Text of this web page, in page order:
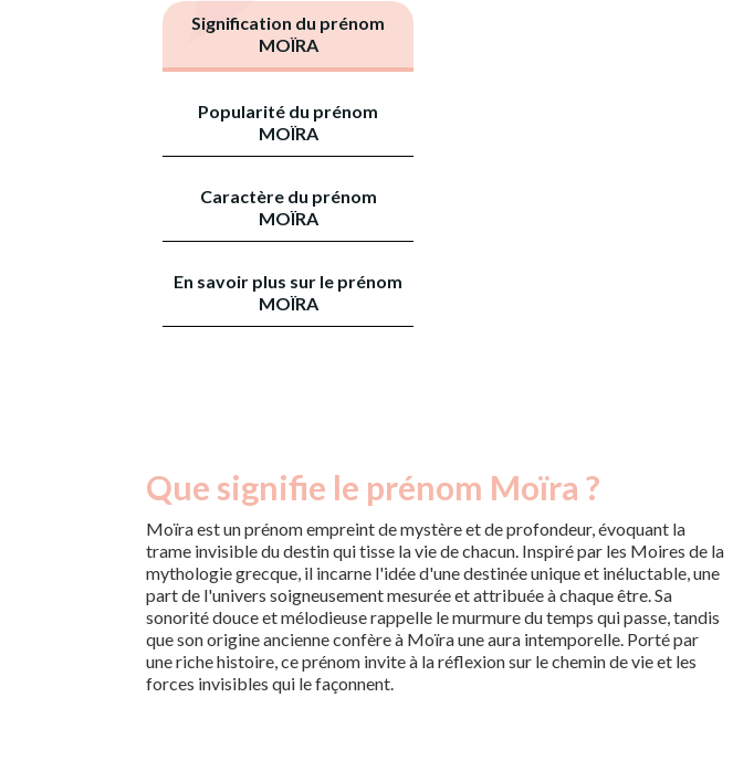
Signification du prénom
MOÏRA
Popularité du prénom
MOÏRA
Caractère du prénom
MOÏRA
En savoir plus sur le prénom
MOÏRA
Que signifie le prénom Moïra ?
Moïra est un prénom empreint de mystère et de profondeur, évoquant la
trame invisible du destin qui tisse la vie de chacun. Inspiré par les Moires de la
mythologie grecque, il incarne l'idée d'une destinée unique et inéluctable, une
part de l'univers soigneusement mesurée et attribuée à chaque être. Sa
sonorité douce et mélodieuse rappelle le murmure du temps qui passe, tandis
que son origine ancienne confère à Moïra une aura intemporelle. Porté par
une riche histoire, ce prénom invite à la réflexion sur le chemin de vie et les
forces invisibles qui le façonnent.